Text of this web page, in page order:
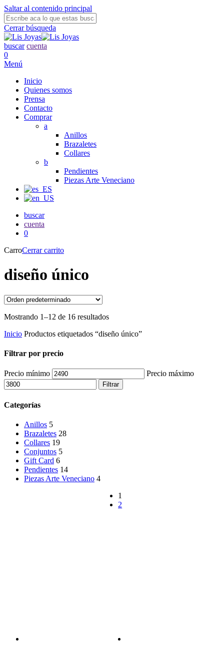
Saltar al contenido principal
Cerrar búsqueda
buscar cuenta
0
Menú
Inicio
Quienes somos
Prensa
Contacto
Comprar
a
Anillos
Brazaletes
Collares
b
Pendientes
Piezas Arte Veneciano
buscar
cuenta
0
CarroCerrar carrito
diseño único
Mostrando 1–12 de 16 resultados
Inicio Productos etiquetados “diseño único”
Filtrar por precio
Precio mínimo Precio máximo
Filtrar
Categorías
Anillos 5
Brazaletes 28
Collares 19
Conjuntos 5
Gift Card 6
Pendientes 14
Piezas Arte Veneciano 4
1
2